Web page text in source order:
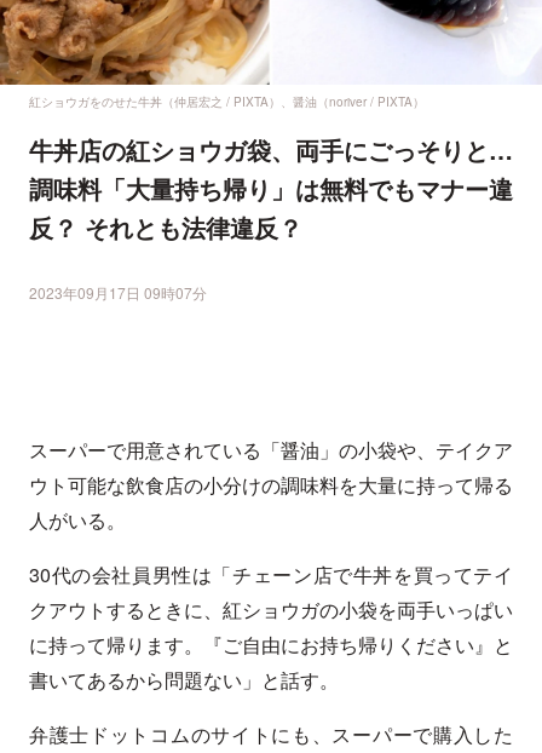
紅ショウガをのせた牛丼（仲居宏之 / PIXTA）、醤油（noriver / PIXTA）
牛丼店の紅ショウガ袋、両手にごっそりと…
調味料「大量持ち帰り」は無料でもマナー違
反？ それとも法律違反？
2023年09月17日 09時07分
スーパーで用意されている「醤油」の小袋や、テイクア
ウト可能な飲食店の小分けの調味料を大量に持って帰る
人がいる。
30代の会社員男性は「チェーン店で牛丼を買ってテイ
クアウトするときに、紅ショウガの小袋を両手いっぱい
に持って帰ります。『ご自由にお持ち帰りください』と
書いてあるから問題ない」と話す。
弁護士ドットコムのサイトにも、スーパーで購入した